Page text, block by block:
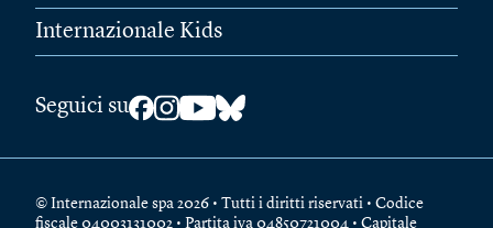
Internazionale Kids
Seguici su
© Internazionale spa 2026 • Tutti i diritti riservati • Codice
fiscale 04003131002 • Partita iva 04850721004 • Capitale